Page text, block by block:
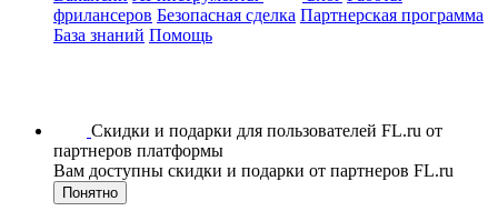
фрилансеров Безопасная сделка Партнерская программа
База знаний Помощь
Скидки и подарки для пользователей FL.ru от
партнеров платформы
Вам доступны скидки и подарки от партнеров FL.ru
Понятно